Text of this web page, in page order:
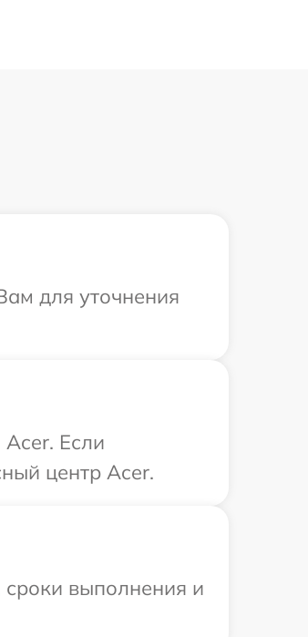
для уточнения
Если
центр Acer.
выполнения и